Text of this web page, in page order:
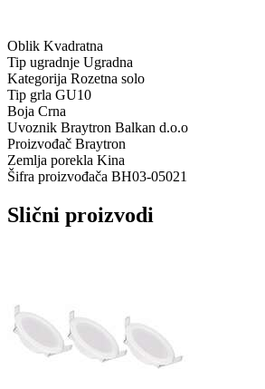
Oblik Kvadratna
Tip ugradnje Ugradna
Kategorija Rozetna solo
Tip grla GU10
Boja Crna
Uvoznik Braytron Balkan d.o.o
Proizvođač Braytron
Zemlja porekla Kina
Šifra proizvođača BH03-05021
Slični proizvodi